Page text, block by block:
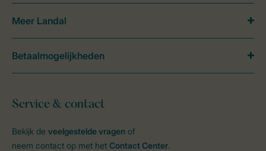
Service & contact
Bekijk de veelgestelde vragen of
neem contact op met het Contact Center.
Meer Landal
Betaalmogelijkheden